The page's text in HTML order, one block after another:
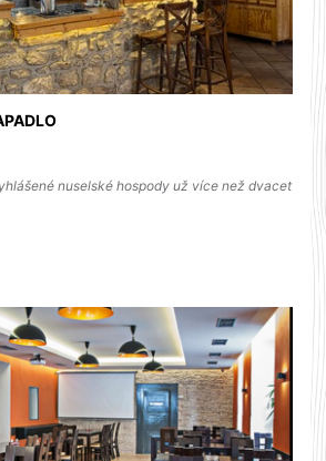
nuselské hospody už více než dvacet